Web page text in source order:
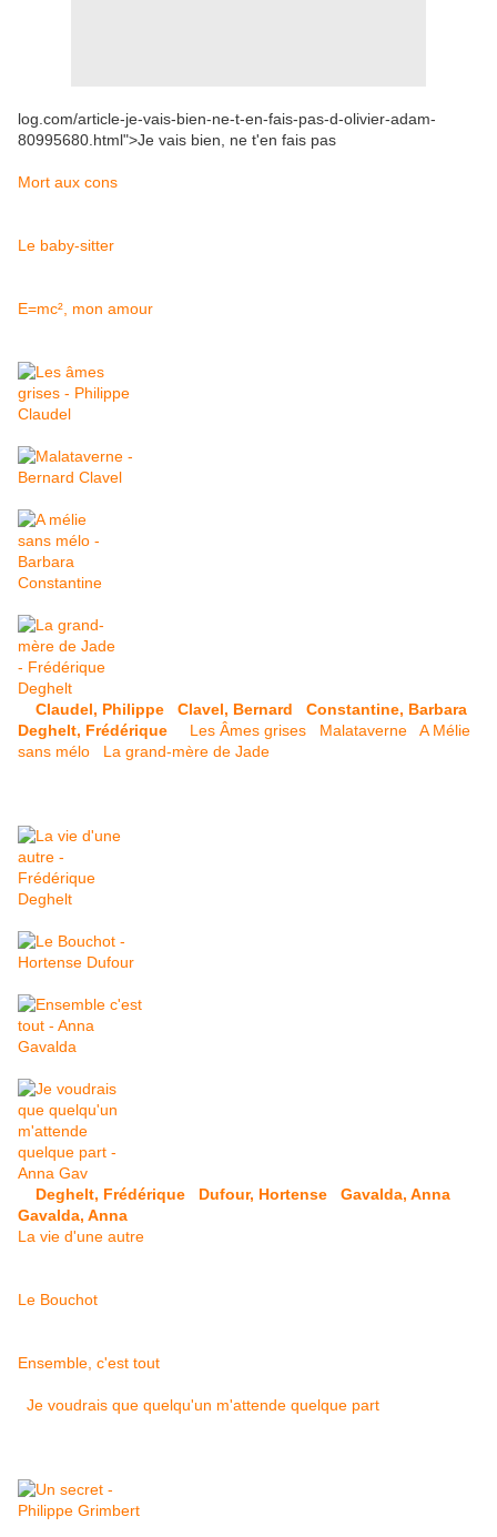
log.com/article-je-vais-bien-ne-t-en-fais-pas-d-olivier-adam-
80995680.html">Je vais bien, ne t'en fais pas
Mort aux cons
Le baby-sitter
E=mc², mon amour
Claudel, Philippe Clavel, Bernard
Constantine, Barbara
Deghelt, Frédérique
Les Âmes grises Malataverne
A Mélie
sans mélo
La grand-mère de Jade
Deghelt, Frédérique Dufour, Hortense
Gavalda, Anna
Gavalda, Anna
La vie d'une autre
Le Bouchot
Ensemble, c'est tout
Je voudrais que quelqu'un m'attende quelque part